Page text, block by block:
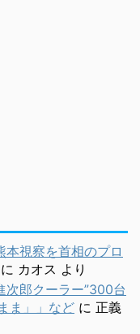
視察を首相のプロ
に カオス より
郎クーラー”300台
ま」」など に 正義